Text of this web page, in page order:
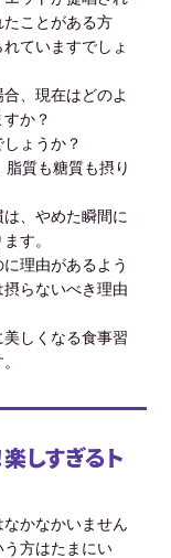
ことがある方
ていますでしょ
、現在はどのよ
か？
ょうか？
質も糖質も摂り
、やめた瞬間に
す。
理由があるよう
らないべき理由
しくなる食事習
しすぎるト
かなかいません
方はたまにい